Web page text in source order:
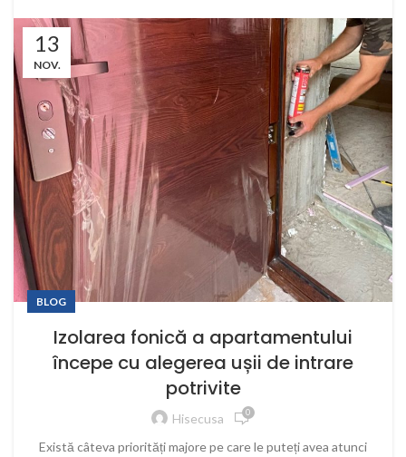
13
NOV.
BLOG
Izolarea fonică a apartamentului
începe cu alegerea ușii de intrare
potrivite
Hisecusa 0
Există câteva priorități majore pe care le puteți avea atunci